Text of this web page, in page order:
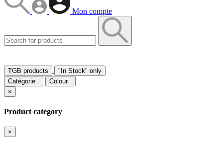
Mon compte
TGB products
"In Stock" only
Catégorie
Colour
×
Product category
×